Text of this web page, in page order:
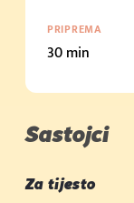
PRIPREMA
30 min
Sastojci
Za tijesto